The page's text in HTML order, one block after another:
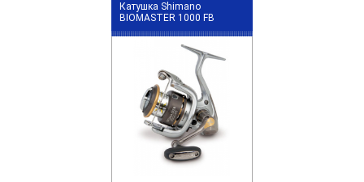
Катушка Shimano
BIOMASTER 1000 FB